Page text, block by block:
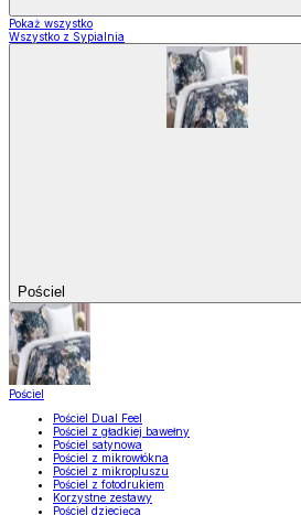
Pokaż wszystko
Wszystko z Sypialnia
Pościel
Pościel
Pościel Dual Feel
Pościel z gładkiej bawełny
Pościel satynowa
Pościel z mikrowłókna
Pościel z mikropluszu
Pościel z fotodrukiem
Korzystne zestawy
Pościel dziecięca